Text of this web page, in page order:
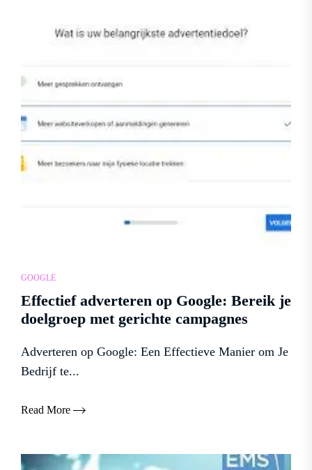
GOOGLE
Effectief adverteren op Google: Bereik je
doelgroep met gerichte campagnes
Adverteren op Google: Een Effectieve Manier om Je
Bedrijf te...
Read More